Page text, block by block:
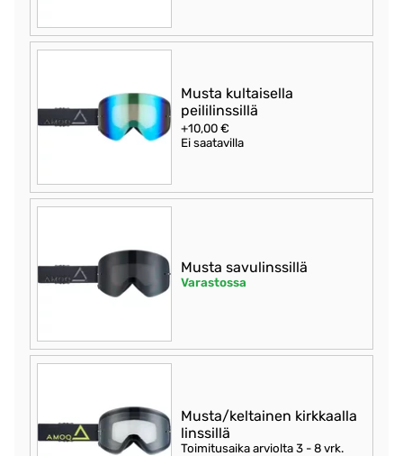
Musta kultaisella
peililinssillä
+10,00 €
Ei saatavilla
Musta savulinssillä
Varastossa
Musta/keltainen kirkkaalla
linssillä
Toimitusaika arviolta 3 - 8 vrk.